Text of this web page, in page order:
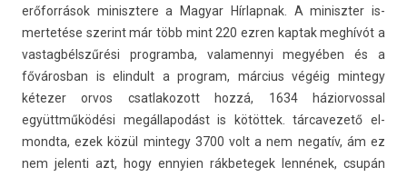
erőforrások minisztere a Magyar Hír­lapnak. A miniszt­er is­
mertetése szerint már több mint 220 ezren kap­tak meghívót a
vas­tagbélszűrési pro­gram­ba, valamen­nyi megyében és a
főváros­ban is elin­dult a pro­gram, március végéig min­tegy
kétezer orvos csat­lakozott hozzá, 1634 házior­voss­al
együttműködési megál­lapodást is kötöttek. tár­cavezető el­
mondta, ezek közül min­tegy 3700 volt a nem negatív, ám ez
nem jelen­ti azt, hogy en­nyi­en rák­betegek lennének, csupán